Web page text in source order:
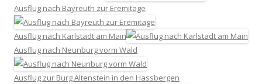
Ausflug nach Bayreuth zur Eremitage
Ausflug nach Karlstadt am Main
Ausflug nach Neunburg vorm Wald
Ausflug zur Burg Altenstein in den Hassbergen